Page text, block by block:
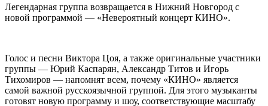
Легендарная группа возвращается в Нижний Новгород с
новой программой — «Невероятный концерт КИНО».
Голос и песни Виктора Цоя, а также оригинальные участники
группы — Юрий Каспарян, Александр Титов и Игорь
Тихомиров — напомнят всем, почему «КИНО» является
самой важной русскоязычной группой. Для этого музыканты
готовят новую программу и шоу, соответствующие масштабу